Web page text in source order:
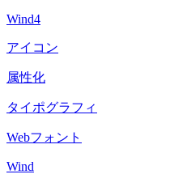
Wind4
アイコン
属性化
タイポグラフィ
Webフォント
Wind